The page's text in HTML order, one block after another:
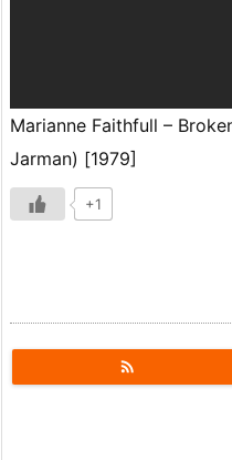
Marianne Faithfull –
Jarman) [1979]
+1
